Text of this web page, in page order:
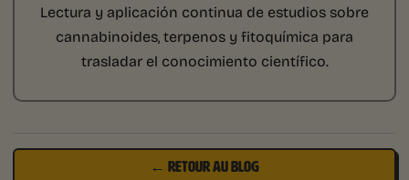
Lectura y aplicación continua de estudios sobre
cannabinoides, terpenos y fitoquímica para
trasladar el conocimiento científico.
← RETOUR AU BLOG